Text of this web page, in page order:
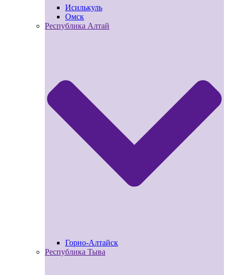
Исилькуль
Омск
Республика Алтай
Горно-Алтайск
Республика Тыва